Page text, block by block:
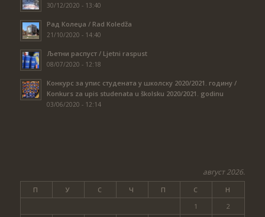
30/12/2020 - 13:40
Рад Колеџа / Rad Koledža
21/10/2020 - 14:40
Љетни распуст / Ljetni raspust
08/07/2020 - 12:18
Конкурс за упис студената у школску 2020/2021. годину /
Konkurs za upis studenata u školsku 2020/2021. godinu
03/06/2020 - 12:14
август 2026.
П У С Ч П С Н
1
2